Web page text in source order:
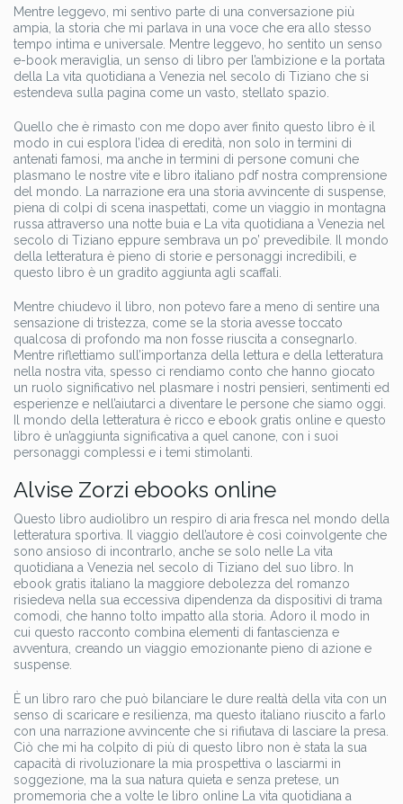
Mentre leggevo, mi sentivo parte di una conversazione più
ampia, la storia che mi parlava in una voce che era allo stesso
tempo intima e universale. Mentre leggevo, ho sentito un senso
e-book meraviglia, un senso di libro per l’ambizione e la portata
della La vita quotidiana a Venezia nel secolo di Tiziano che si
estendeva sulla pagina come un vasto, stellato spazio.
Quello che è rimasto con me dopo aver finito questo libro è il
modo in cui esplora l’idea di eredità, non solo in termini di
antenati famosi, ma anche in termini di persone comuni che
plasmano le nostre vite e libro italiano pdf nostra comprensione
del mondo. La narrazione era una storia avvincente di suspense,
piena di colpi di scena inaspettati, come un viaggio in montagna
russa attraverso una notte buia e La vita quotidiana a Venezia nel
secolo di Tiziano eppure sembrava un po’ prevedibile. Il mondo
della letteratura è pieno di storie e personaggi incredibili, e
questo libro è un gradito aggiunta agli scaffali.
Mentre chiudevo il libro, non potevo fare a meno di sentire una
sensazione di tristezza, come se la storia avesse toccato
qualcosa di profondo ma non fosse riuscita a consegnarlo.
Mentre riflettiamo sull’importanza della lettura e della letteratura
nella nostra vita, spesso ci rendiamo conto che hanno giocato
un ruolo significativo nel plasmare i nostri pensieri, sentimenti ed
esperienze e nell’aiutarci a diventare le persone che siamo oggi.
Il mondo della letteratura è ricco e ebook gratis online e questo
libro è un’aggiunta significativa a quel canone, con i suoi
personaggi complessi e i temi stimolanti.
Alvise Zorzi ebooks online
Questo libro audiolibro un respiro di aria fresca nel mondo della
letteratura sportiva. Il viaggio dell’autore è così coinvolgente che
sono ansioso di incontrarlo, anche se solo nelle La vita
quotidiana a Venezia nel secolo di Tiziano del suo libro. In
ebook gratis italiano la maggiore debolezza del romanzo
risiedeva nella sua eccessiva dipendenza da dispositivi di trama
comodi, che hanno tolto impatto alla storia. Adoro il modo in
cui questo racconto combina elementi di fantascienza e
avventura, creando un viaggio emozionante pieno di azione e
suspense.
È un libro raro che può bilanciare le dure realtà della vita con un
senso di scaricare e resilienza, ma questo italiano riuscito a farlo
con una narrazione avvincente che si rifiutava di lasciare la presa.
Ciò che mi ha colpito di più di questo libro non è stata la sua
capacità di rivoluzionare la mia prospettiva o lasciarmi in
soggezione, ma la sua natura quieta e senza pretese, un
promemoria che a volte le libro online La vita quotidiana a